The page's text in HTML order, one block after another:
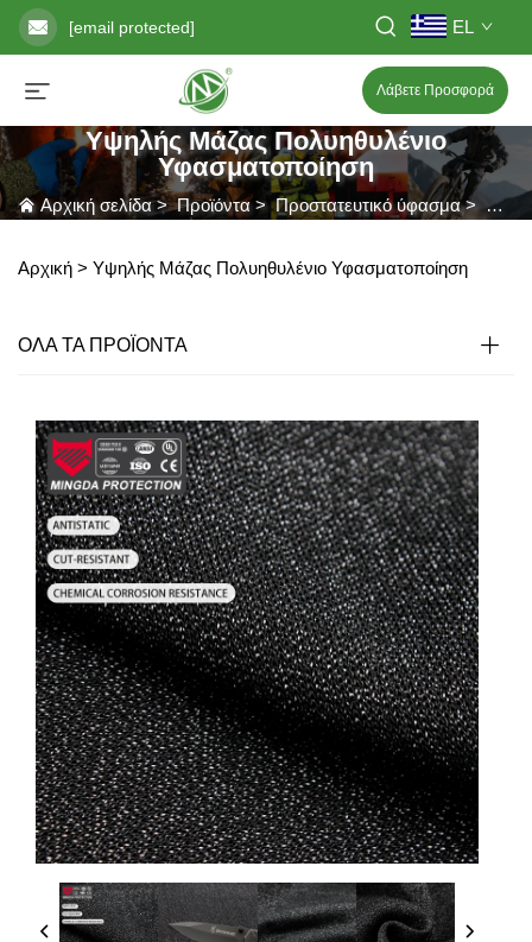
[email protected] EL
Λάβετε Προσφορά
Υψηλής Μάζας Πολυηθυλένιο
Υφασματοποίηση
Αρχική σελίδα>Προϊόντα>Προστατευτικό ύφασμα>
Αρχική > Υψηλής Μάζας Πολυηθυλένιο Υφασματοποίηση
ΟΛΑ ΤΑ ΠΡΟΪΟΝΤΑ